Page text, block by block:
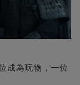
成為玩物，一位